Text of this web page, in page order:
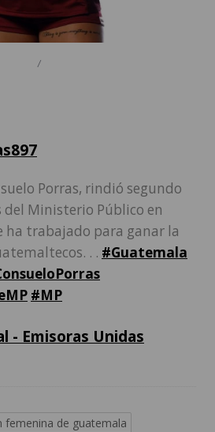
/
Porras, rindió segundo
Ministerio Público en
ha trabajado para ganar la
. . #Guatemala
#MP
- Emisoras Unidas
femenina de guatemala